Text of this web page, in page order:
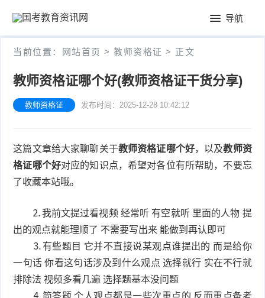
导航
页
公
当前位置： 网站首页 >教师资格证 > 正文
教师资格证哪个好(教师资格证干货分享)
教师资格证 发布时间：2025-12-28 10:42:12
这篇文章给大家聊聊关于教师资格证哪个好，以及教师资
格证哪个好对应的知识点，希望对各位有所帮助，不要忘
了收藏本站哦。
⒉我前文提过看视频 经常听 有空就听 里面的人物 提
出的观点就能理顺了 不需要写出来 能做到再认即可
⒊有些题目 它并不直接说某观点谁提出的 而是给你
一句话 你看这句话涉及到什么观点 选择就行 实在不行就
排除法 视频多看几遍 选择题基本没问题
⒋简答题 个人观点都是一些次重点的 反而重点备考